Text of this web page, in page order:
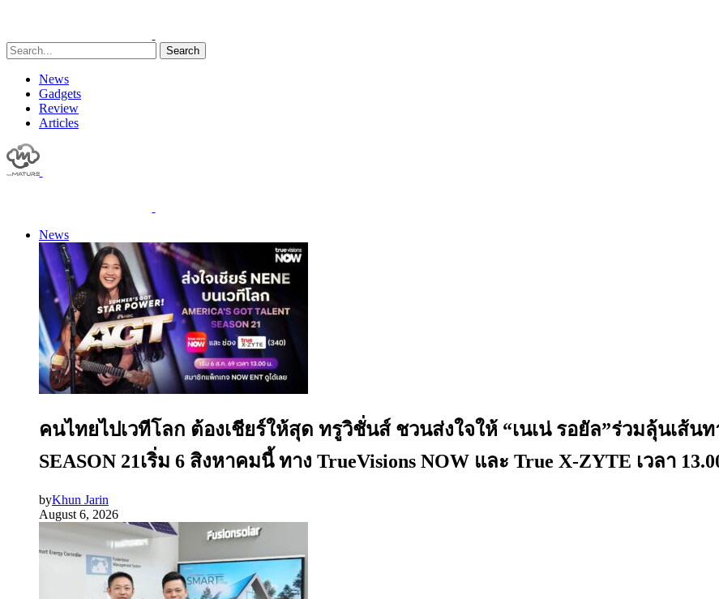
Search
News
Gadgets
Review
Articles
News
คนไทยไปเวทีโลก ต้องเชียร์ให้สุด ทรูวิชั่นส์ ชวนส่งใจให้ “เนเน่ รอยัล”ร่วมลุ้นเส้น
SEASON 21เริ่ม 6 สิงหาคมนี้ ทาง TrueVisions NOW และ True X-ZYTE เวลา
byKhun Jarin
August 6, 2026